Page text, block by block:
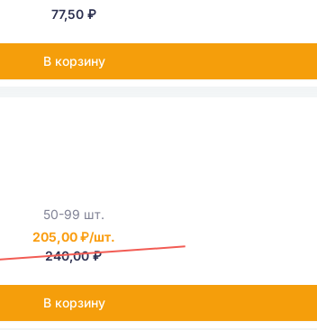
77,50 ₽
В корзину
50-99 шт.
205,00 ₽/шт.
240,00 ₽
В корзину